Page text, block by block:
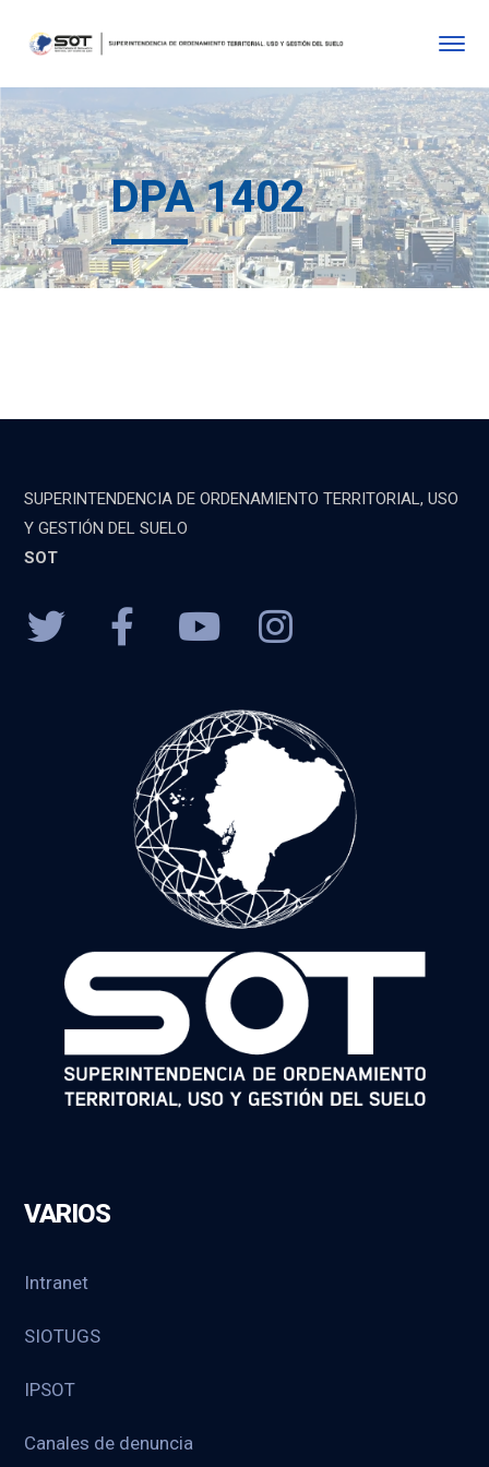
DPA 1402
SUPERINTENDENCIA DE ORDENAMIENTO TERRITORIAL, USO
Y GESTIÓN DEL SUELO
SOT
VARIOS
Intranet
SIOTUGS
IPSOT
Canales de denuncia